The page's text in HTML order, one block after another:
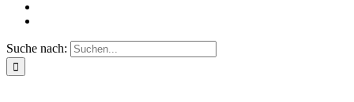
Suche nach: